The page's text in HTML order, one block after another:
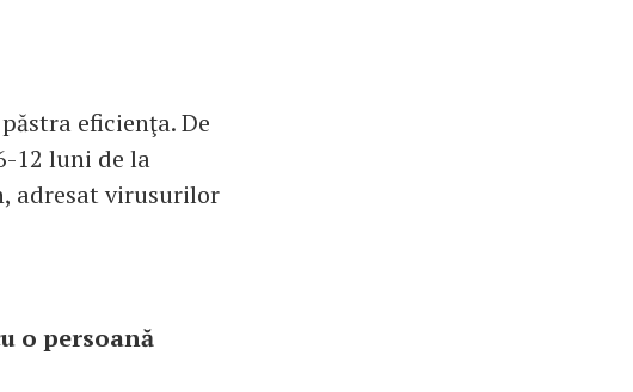
eficienţa. De
12 luni de la
adresat virusurilor
o persoană